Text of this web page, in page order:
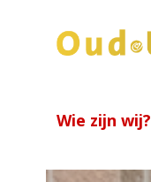
Wie zijn wij?